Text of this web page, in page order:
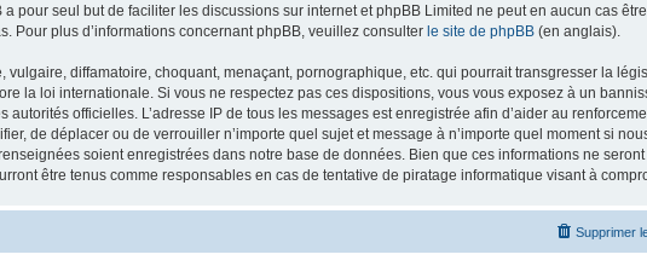
pour seul but de faciliter les discussions sur internet et phpBB Limited ne peut en aucun cas
Pour plus d’informations concernant phpBB, veuillez consulter le site de phpBB (en anglais).
diffamatoire, choquant, menaçant, pornographique, etc. qui pourrait transgresser la
la loi internationale. Si vous ne respectez pas ces dispositions, vous vous exposez à un
officielles. L’adresse IP de tous les messages est enregistrée afin d’aider au
de déplacer ou de verrouiller n’importe quel sujet et message à n’importe quel moment si
soient enregistrées dans notre base de données. Bien que ces informations ne
être tenus comme responsables en cas de tentative de piratage informatique visant à
Supprimer